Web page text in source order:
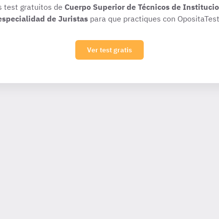
test gratuitos de Cuerpo Superior de Técnicos de
de Juristas para que practiques con
Ver test gratis